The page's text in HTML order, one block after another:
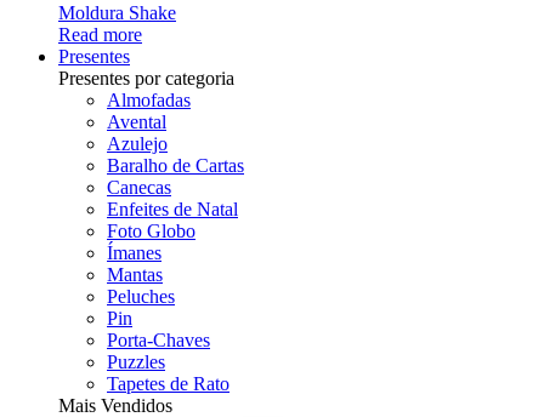
Moldura Shake
Read more
Presentes
Presentes por categoria
Almofadas
Avental
Azulejo
Baralho de Cartas
Canecas
Enfeites de Natal
Foto Globo
Ímanes
Mantas
Peluches
Pin
Porta-Chaves
Puzzles
Tapetes de Rato
Mais Vendidos